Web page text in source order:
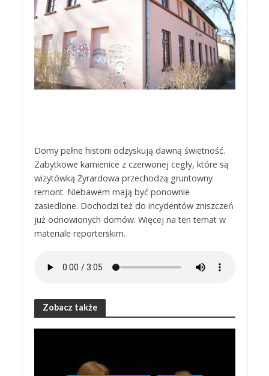
Domy pełne historii odzyskują dawną świetność.
Zabytkowe kamienice z czerwonej cegły, które są
wizytówką Żyrardowa przechodzą gruntowny
remont. Niebawem mają być ponownie
zasiedlone. Dochodzi też do incydentów zniszczeń
już odnowionych domów. Więcej na ten temat w
materiale reporterskim.
Zobacz także